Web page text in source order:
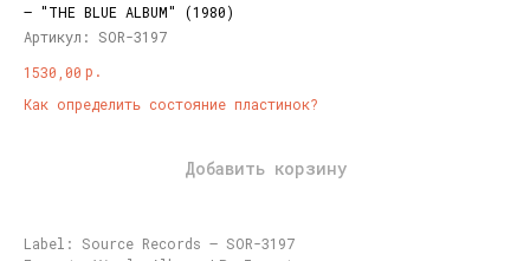
– "THE BLUE ALBUM" (1980)
Артикул: SOR-3197
1530,00 р.
Как определить состояние пластинок?
Добавить корзину
Label: Source Records – SOR-3197